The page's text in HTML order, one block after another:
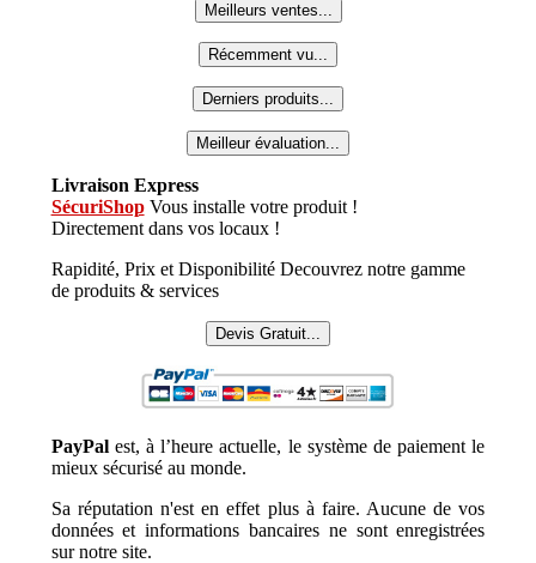
Meilleurs ventes...
Récemment vu...
Derniers produits...
Meilleur évaluation...
Livraison Express
SécuriShopVous installe votre produit !
Directement dans vos locaux !
Rapidité, Prix et Disponibilité Decouvrez notre gamme
de produits & services
Devis Gratuit...
PayPalest, à l’heure actuelle, le système de paiement le
mieux sécurisé au monde.
Sa réputation n'est en effet plus à faire. Aucune de vos
données et informations bancaires ne sont enregistrées
sur notre site.